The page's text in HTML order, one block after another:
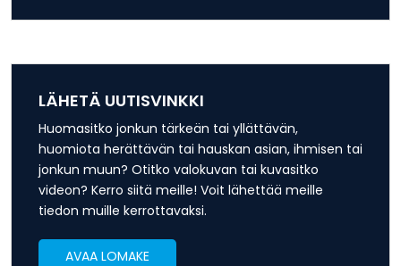
LÄHETÄ UUTISVINKKI
Huomasitko jonkun tärkeän tai yllättävän,
huomiota herättävän tai hauskan asian, ihmisen tai
jonkun muun? Otitko valokuvan tai kuvasitko
videon? Kerro siitä meille! Voit lähettää meille
tiedon muille kerrottavaksi.
AVAA LOMAKE